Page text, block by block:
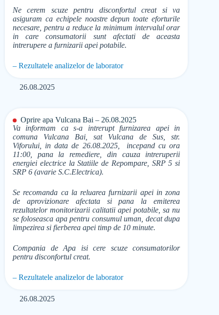
Ne cerem scuze pentru disconfortul creat si va
asiguram ca echipele noastre depun toate eforturile
necesare, pentru a reduce la minimum intervalul orar
in care consumatorii sunt afectati de aceasta
intrerupere a furnizarii apei potabile.
– Rezultatele analizelor de laborator
26.08.2025
Oprire apa Vulcana Bai – 26.08.2025
Va informam ca s-a intrerupt furnizarea apei in
comuna Vulcana Bai, sat Vulcana de Sus, str.
Viforului, in data de 26.08.2025, incepand cu ora
11:00, pana la remediere, din cauza intreruperii
energiei electrice la Statiile de Repompare, SRP 5 si
SRP 6 (avarie S.C.Electrica).
Se recomanda ca la reluarea furnizarii apei in zona
de aprovizionare afectata si pana la emiterea
rezultatelor monitorizarii calitatii apei potabile, sa nu
se foloseasca apa pentru consumul uman, decat dupa
limpezirea si fierberea apei timp de 10 minute.
Compania de Apa isi cere scuze consumatorilor
pentru disconfortul creat.
– Rezultatele analizelor de laborator
26.08.2025